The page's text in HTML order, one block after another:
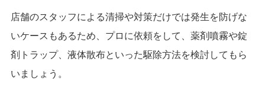
店舗のスタッフによる清掃や対策だけでは発生を防げな
いケースもあるため、プロに依頼をして、薬剤噴霧や錠
剤トラップ、液体散布といった駆除方法を検討してもら
いましょう。